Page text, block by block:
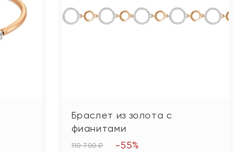
Браслет из золота с
фианитами
110 700 ₽ -55%